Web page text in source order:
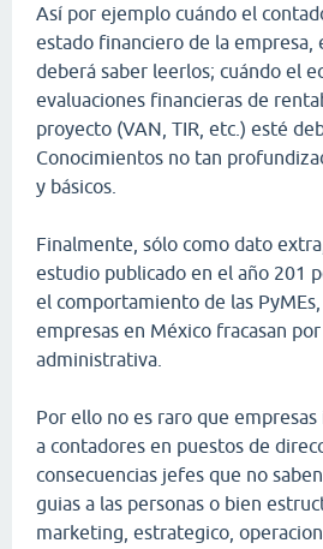
Así por ejemplo cuándo el
estado financiero de la empresa,
deberá saber leerlos; cuándo el
evaluaciones financieras de
proyecto (VAN, TIR, etc.) esté
Conocimientos no tan
y básicos.
Finalmente, sólo como dato
estudio publicado en el año 201
el comportamiento de las
empresas en México fracasan
administrativa.
Por ello no es raro que
a contadores en puestos de
consecuencias jefes que no
guias a las personas o bien
marketing, estrategico,